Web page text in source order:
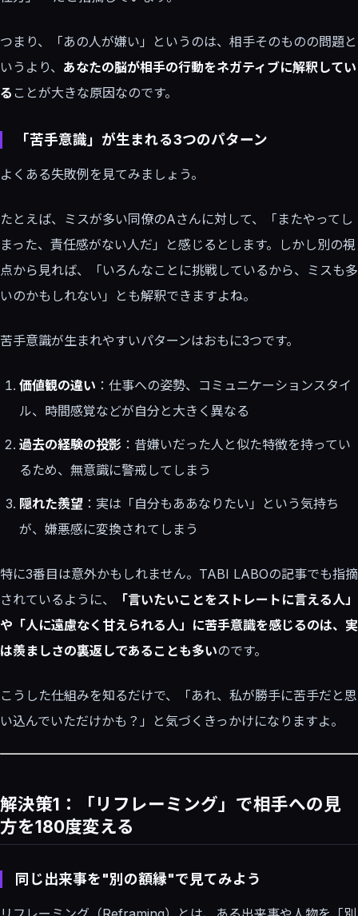
つまり、「あの人が嫌い」というのは、相手そのものの問題と
いうより、 あなたの脳が相手の行動をネガティブに解釈してい
る ことが大きな原因なのです。
「苦手意識」が生まれる3つのパターン
よくある失敗例を見てみましょう。
たとえば、ミスが多い同僚のAさんに対して、「またやってし
まった、責任感がない人だ」と感じるとします。しかし別の視
点から見れば、「いろんなことに挑戦しているから、ミスも多
いのかもしれない」とも解釈できますよね。
苦手意識が生まれやすいパターンはおもに3つです。
価値観の違い ：仕事への姿勢、コミュニケーションスタイ
ル、時間感覚などが自分と大きく異なる
過去の経験の投影 ：昔嫌いだった人と似た特徴を持ってい
るため、無意識に警戒してしまう
隠れた羨望 ：実は「自分もああなりたい」という気持ち
が、嫌悪感に変換されてしまう
特に3番目は意外かもしれません。TABI LABOの記事でも指摘
されているように、
「言いたいことをストレートに言える人」
や「人に遠慮なく甘えられる人」に苦手意識を感じるのは、実
は羨ましさの裏返しであることも多いのです。
こうした仕組みを知るだけで、「あれ、私が勝手に苦手だと思
い込んでいただけかも？」と気づくきっかけになりますよ。
解決策1：「リフレーミング」で相手への見
方を180度変える
同じ出来事を"別の額縁"で見てみよう